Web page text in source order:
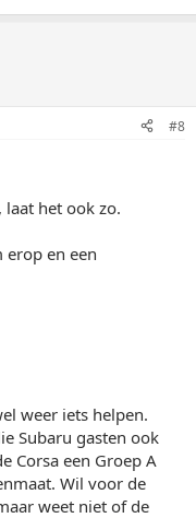
#8
het ook zo.
en een
weer iets helpen.
Subaru gasten ook
Corsa een Groep A
Wil voor de
weet niet of de